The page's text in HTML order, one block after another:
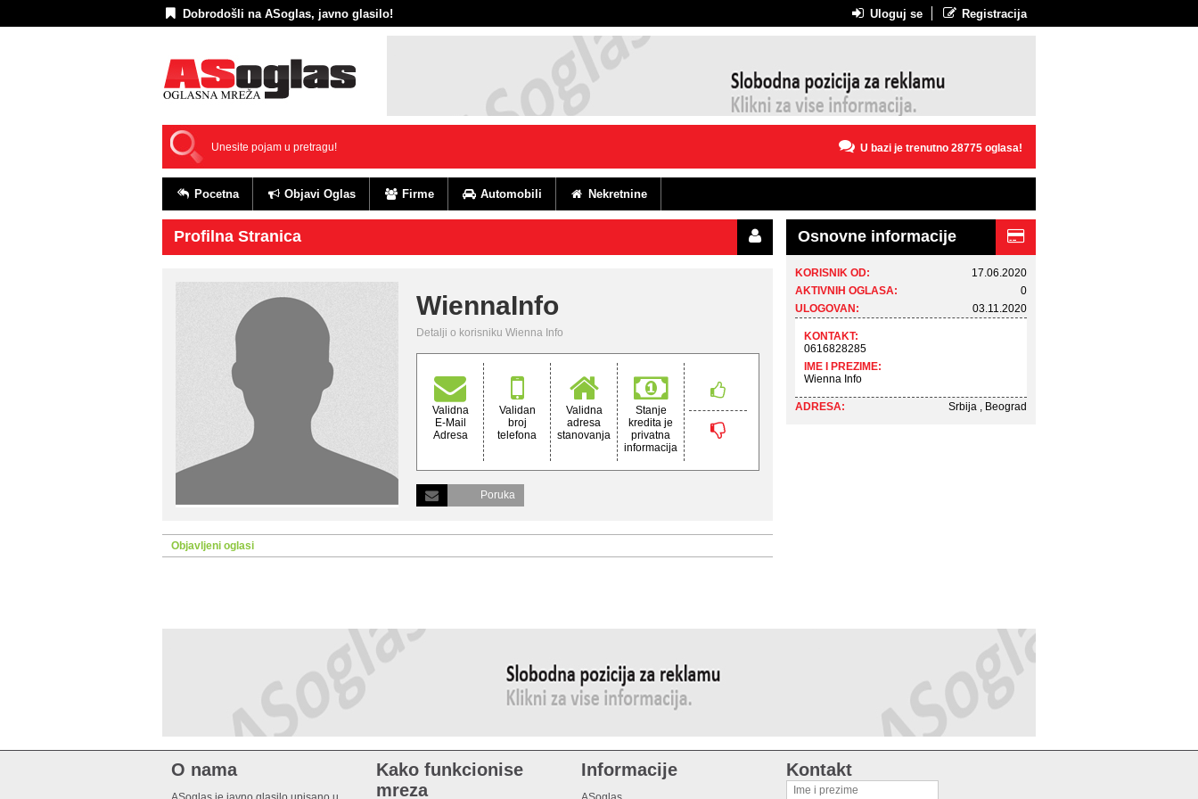
Dobrodošli na ASoglas, javno glasilo! Uloguj se Registracija
U bazi je trenutno 28775 oglasa!
Pocetna Objavi Oglas Firme Automobili Nekretnine
Profilna Stranica
WiennaInfo
Detalji o korisniku Wienna Info
Validna
E-Mail
Adresa
Validan
broj
telefona
Validna
adresa
stanovanja
Stanje
kredita je
privatna
informacija
Poruka
Objavljeni oglasi
Osnovne informacije
KORISNIK OD:
17.06.2020
AKTIVNIH OGLASA:
0
ULOGOVAN:
03.11.2020
KONTAKT:
0616828285
IME I PREZIME:
Wienna Info
ADRESA: Srbija , Beograd
O nama
Kako funkcionise
mreza
Informacije Kontakt